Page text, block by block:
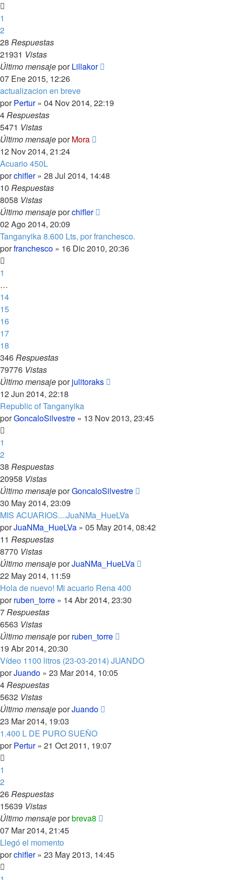
1
2
28 Respuestas
21931 Vistas
Último mensajeporLillakor
07 Ene 2015, 12:26
actualizacion en breve
porPertur» 04 Nov 2014, 22:19
4Respuestas
5471 Vistas
Último mensajeporMora
12 Nov 2014, 21:24
Acuario 450L
porchifler» 28 Jul 2014, 14:48
10 Respuestas
8058 Vistas
Último mensajeporchifler
02 Ago 2014, 20:09
Tanganyika 8.600 Lts, por franchesco.
porfranchesco » 16 Dic 2010, 20:36
1
…
14
15
16
17
18
346Respuestas
79776 Vistas
Último mensajeporjulitoraks
12 Jun 2014, 22:18
Republic of Tanganyika
porGoncaloSilvestre » 13 Nov 2013, 23:45
1
2
38 Respuestas
20958 Vistas
Último mensajeporGoncaloSilvestre
30 May 2014, 23:09
MIS ACUARIOS....JuaNMa_HueLVa
porJuaNMa_HueLVa » 05 May 2014, 08:42
11 Respuestas
8770 Vistas
Último mensajeporJuaNMa_HueLVa
22 May 2014, 11:59
Hola de nuevo! Mi acuario Rena 400
porruben_torre » 14 Abr 2014, 23:30
7Respuestas
6563 Vistas
Último mensajeporruben_torre
19 Abr 2014, 20:30
Vídeo 1100 litros (23-03-2014) JUANDO
porJuando » 23 Mar 2014, 10:05
4Respuestas
5632 Vistas
Último mensajeporJuando
23 Mar 2014, 19:03
1.400 L DE PURO SUEÑO
porPertur» 21 Oct 2011, 19:07
1
2
26Respuestas
15639 Vistas
Último mensajeporbreva8
07 Mar 2014, 21:45
Llegó el momento
porchifler» 23 May 2013, 14:45